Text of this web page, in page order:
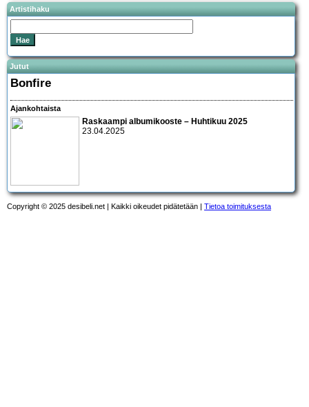
Artistihaku
Jutut
Bonfire
Ajankohtaista
Raskaampi albumikooste – Huhtikuu 2025
23.04.2025
Copyright © 2025 desibeli.net | Kaikki oikeudet pidätetään | Tietoa toimituksesta